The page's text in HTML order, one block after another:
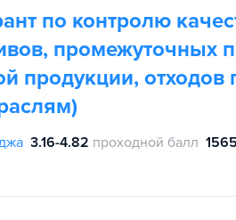
по контролю
промежуточных
продукции, отходов
3.16-4.82 проходной балл 1565